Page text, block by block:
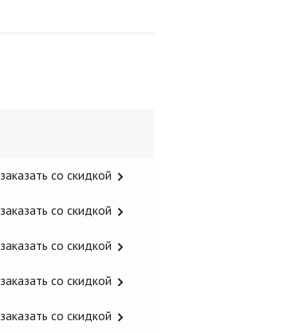
заказать со скидкой
заказать со скидкой
заказать со скидкой
заказать со скидкой
заказать со скидкой